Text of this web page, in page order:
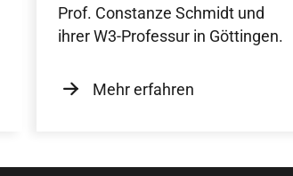
Prof. Constanze Schmidt und
ihrer W3-Professur in Göttingen.
Mehr erfahren